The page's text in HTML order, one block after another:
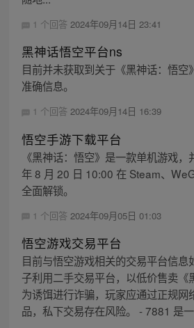
1 个回答 2024年09月14日 23:41
黑神话悟空平台ns
目前并未获取到关于《黑神话：悟空
准确信息。
1 个回答 2024年09月14日 16:39
悟空手游下载平台
《黑神话：悟空》是一款单机游戏
年 8 月 20 日 10:00 在 Steam、
全面解锁。
1 个回答 2024年09月05日 01:03
悟空游戏交易平台
目前与悟空游戏相关的交易平台信息
子利用二手交易平台，以低价售卖《
为诱饵进行诈骗，玩家应通过正规网
品，私下交易存在风险。 - 7881 是